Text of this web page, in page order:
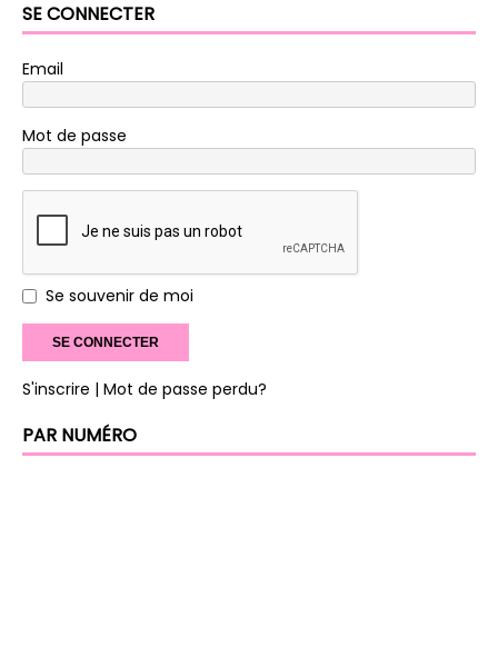
SE CONNECTER
Email
Mot de passe
Se souvenir de moi
S'inscrire | Mot de passe perdu?
PAR NUMÉRO